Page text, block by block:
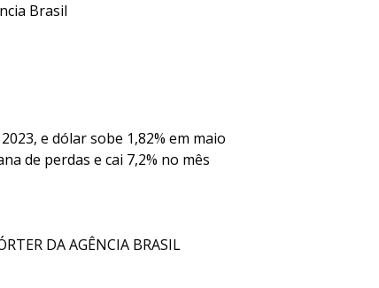
Brasil
e dólar sobe 1,82% em maio
de perdas e cai 7,2% no mês
DA AGÊNCIA BRASIL